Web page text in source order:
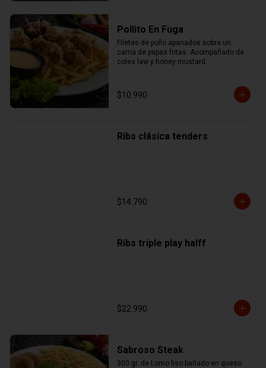
Pollito En Fuga
Filetes de pollo apanados sobre un
cama de papas fritas. Acompañado de
coles law y honey mustard
$10.990
Ribs clásica tenders
$14.790
Ribs triple play halff
$22.990
Sabroso Steak
300 gr. de Lomo liso bañado en queso